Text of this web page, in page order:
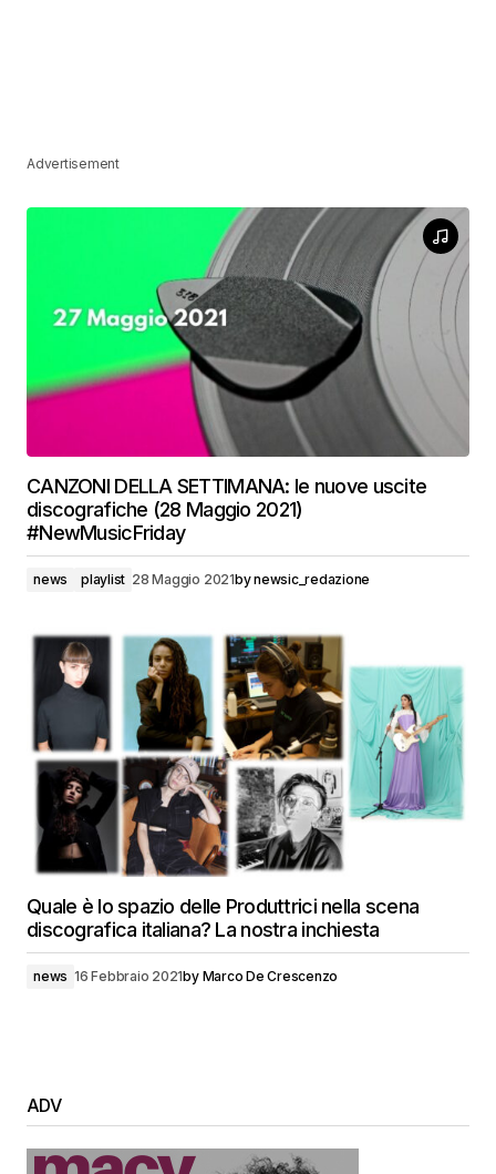
Advertisement
CANZONI DELLA SETTIMANA: le nuove uscite
discografiche (28 Maggio 2021)
#NewMusicFriday
news playlist 28 Maggio 2021bynewsic_redazione
Quale è lo spazio delle Produttrici nella scena
discografica italiana? La nostra inchiesta
news 16 Febbraio 2021by Marco De Crescenzo
ADV